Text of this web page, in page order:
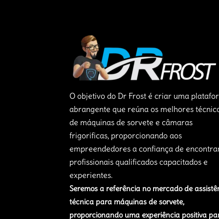
O objetivo do Dr Frost é criar uma
abrangente que reúna os melhores
de máquinas de sorvete e câmaras
frigorificas, proporcionando aos
empreendedores a confiança de
profissionais qualificados capacitados e
experientes.
Seremos a referência no mercado de
técnica para máquinas de sorvete,
proporcionando uma experiência positiva